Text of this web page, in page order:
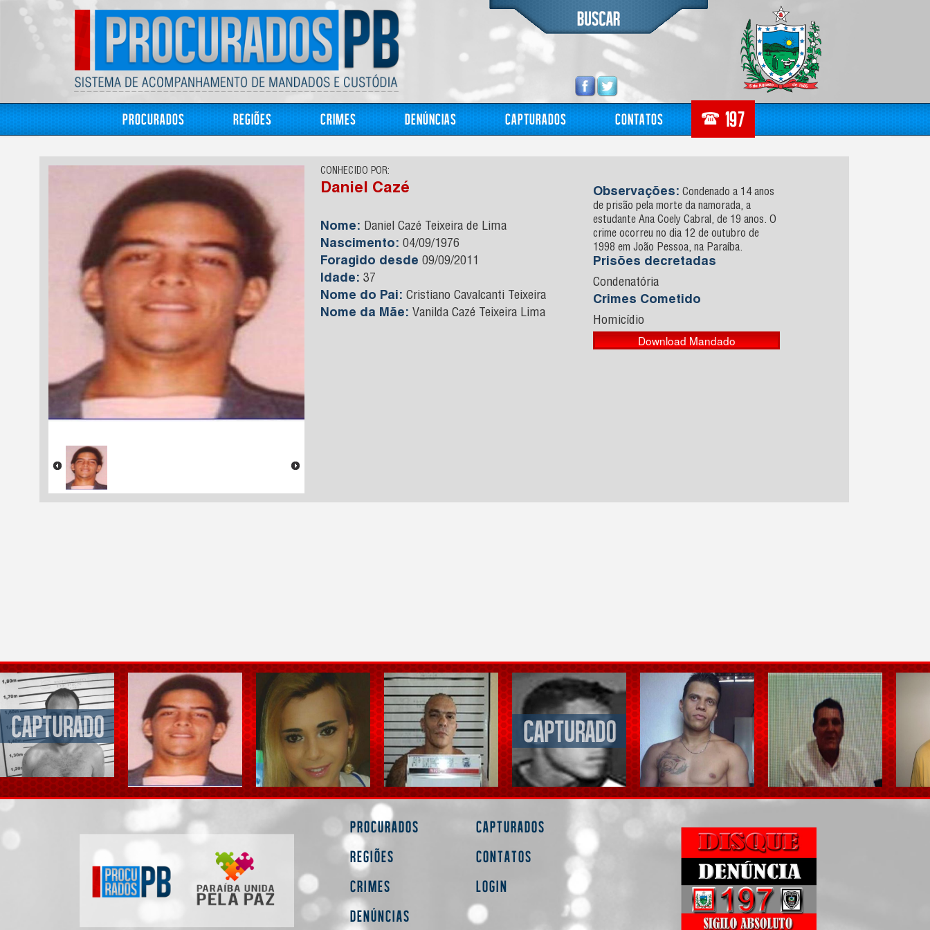
Procurados Regiões Crimes Denúncias Capturados Contatos
CONHECIDO POR:
Daniel Cazé
Nome: Daniel Cazé Teixeira de Lima
Nascimento: 04/09/1976
Foragido desde 09/09/2011
Idade: 37
Nome do Pai: Cristiano Cavalcanti Teixeira
Nome da Mãe: Vanilda Cazé Teixeira Lima
Observações: Condenado a 14 anos
de prisão pela morte da namorada, a
estudante Ana Coely Cabral, de 19 anos. O
crime ocorreu no dia 12 de outubro de
1998 em João Pessoa, na Paraíba.
Prisões decretadas
Condenatória
Crimes Cometido
Homicídio
Download Mandado
Procurados
Regiões
Crimes
Denúncias
Capturados
Contatos
Login